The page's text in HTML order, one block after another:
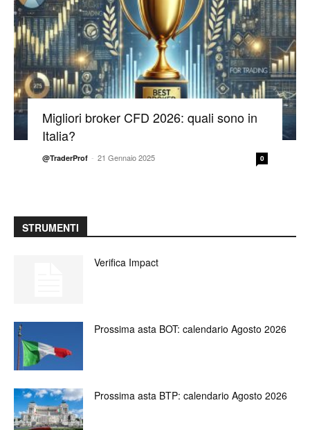
Migliori broker CFD 2026: quali sono in
Italia?
@TraderProf - 21 Gennaio 2025 0
STRUMENTI
Verifica Impact
Prossima asta BOT: calendario Agosto 2026
Prossima asta BTP: calendario Agosto 2026